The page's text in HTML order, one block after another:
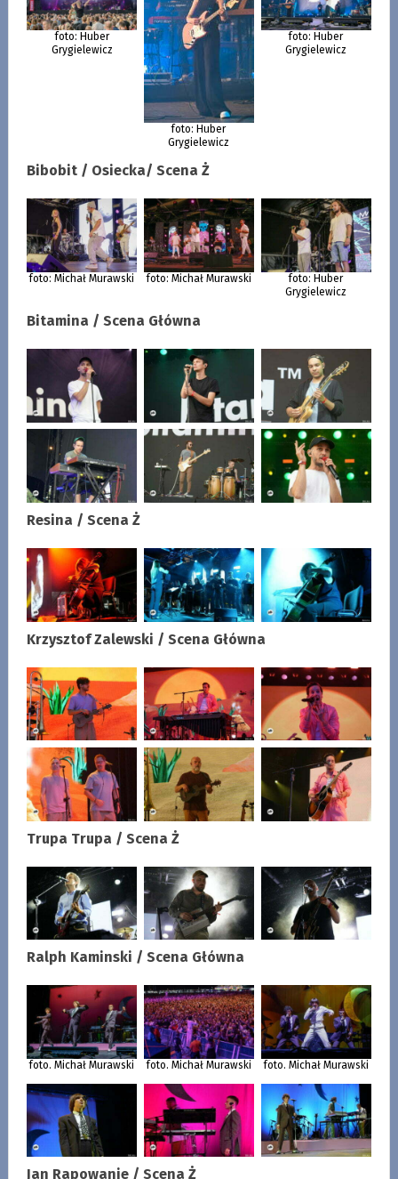
foto: Huber
Grygielewicz
foto: Huber
Grygielewicz
foto: Huber
Grygielewicz
Bibobit / Osiecka/ Scena Ż
foto: Michał Murawski foto: Michał Murawski
foto: Huber
Grygielewicz
Bitamina / Scena Główna
Resina / Scena Ż
Krzysztof Zalewski / Scena Główna
Trupa Trupa / Scena Ż
Ralph Kaminski / Scena Główna
foto. Michał Murawski foto. Michał Murawski foto. Michał Murawski
Jan Rapowanie / Scena Ż